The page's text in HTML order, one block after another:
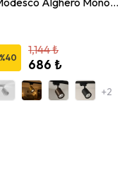
%40
1,144 ₺
686 ₺
+2